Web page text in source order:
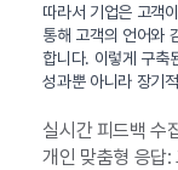
따라서 기업은 고객
통해 고객의 언어와
합니다. 이렇게 구축
성과뿐 아니라 장기
실시간 피드백 수
개인 맞춤형 응답: